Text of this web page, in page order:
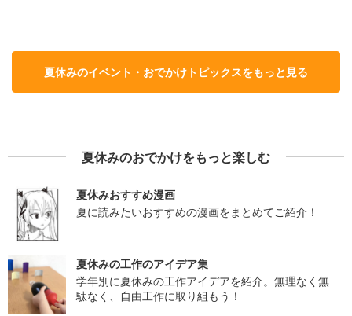
夏休みのイベント・おでかけトピックスをもっと見る
夏休みのおでかけをもっと楽しむ
夏休みおすすめ漫画
夏に読みたいおすすめの漫画をまとめてご紹介！
夏休みの工作のアイデア集
学年別に夏休みの工作アイデアを紹介。無理なく無
駄なく、自由工作に取り組もう！